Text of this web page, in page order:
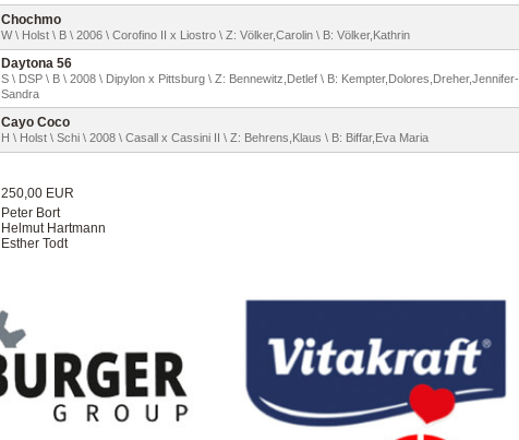
Chochmo
W \ Holst \ B \ 2006 \ Corofino II x Liostro \ Z: Völker,Carolin \ B: Völker,Kathrin
Daytona 56
S \ DSP \ B \ 2008 \ Dipylon x Pittsburg \ Z: Bennewitz,Detlef \ B: Kempter,Dolores,Dreher,Jennifer-
Sandra
Cayo Coco
H \ Holst \ Schi \ 2008 \ Casall x Cassini II \ Z: Behrens,Klaus \ B: Biffar,Eva Maria
250,00 EUR
Peter Bort
Helmut Hartmann
Esther Todt